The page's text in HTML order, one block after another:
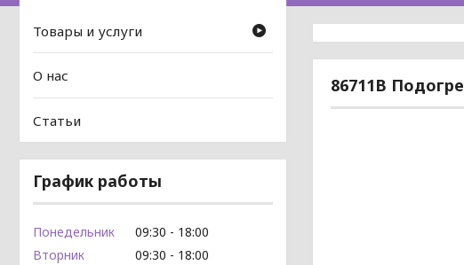
86711B
Товары и услуги
О нас
Статьи
График работы
Понедельник 09:30
18:00
Вторник
09:30
18:00